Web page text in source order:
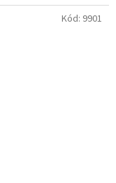
Kód: 9901